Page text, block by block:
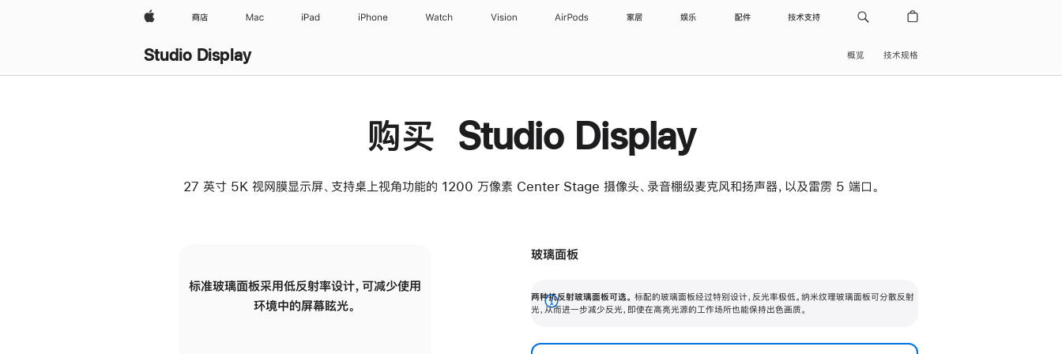
Apple 商店 Mac iPad iPhone Watch Vision AirPods 家居 娱乐 配件 技术支持
Studio Display 概览 技术规格
购买 Studio Display
27 英寸 5K 视网膜显示屏、支持桌上视角功能的 1200 万像素 Center Stage 摄像头、录音棚级麦克风和扬声器，以及雷雳 5 端口。
标准玻璃面板采用低反射率设计，可减少使用
环境中的屏幕眩光。
有高亮光源的场所使用，也能保持出色画质。
玻璃面板
两种抗反射玻璃面板可选。 标配的玻璃面板经过特别设计，反光率极低。纳米纹理玻璃面板可分散反射
光，从而进一步减少反光，即使在高亮光源的工作场所也能保持出色画质。
展